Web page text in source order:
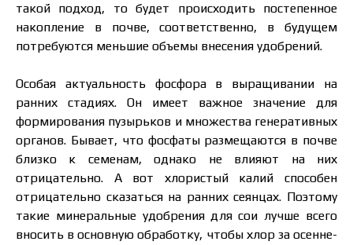
такой подход, то будет происходить постепенное
накопление в почве, соответственно, в будущем
потребуются меньшие объемы внесения удобрений.
Особая актуальность фосфора в выращивании на
ранних стадиях. Он имеет важное значение для
формирования пузырьков и множества генеративных
органов. Бывает, что фосфаты размещаются в почве
близко к семенам, однако не влияют на них
отрицательно. А вот хлористый калий способен
отрицательно сказаться на ранних сеянцах. Поэтому
такие минеральные удобрения для сои лучше всего
вносить в основную обработку, чтобы хлор за осенне-